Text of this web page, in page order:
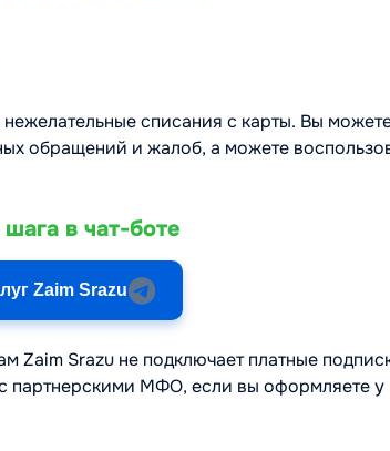
списания с карты. Вы
обращений и жалоб, а можете
в чат-боте
Zaim Srazu
Zaim Srazu не подключает платные
партнерскими МФО, если вы оформляете у